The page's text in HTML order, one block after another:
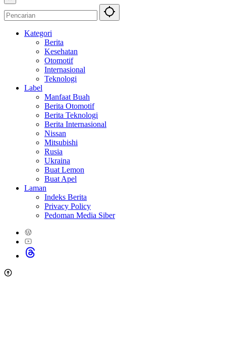
Kategori
Berita
Kesehatan
Otomotif
Internasional
Teknologi
Label
Manfaat Buah
Berita Otomotif
Berita Teknologi
Berita Internasional
Nissan
Mitsubishi
Rusia
Ukraina
Buat Lemon
Buat Apel
Laman
Indeks Berita
Privacy Policy
Pedoman Media Siber